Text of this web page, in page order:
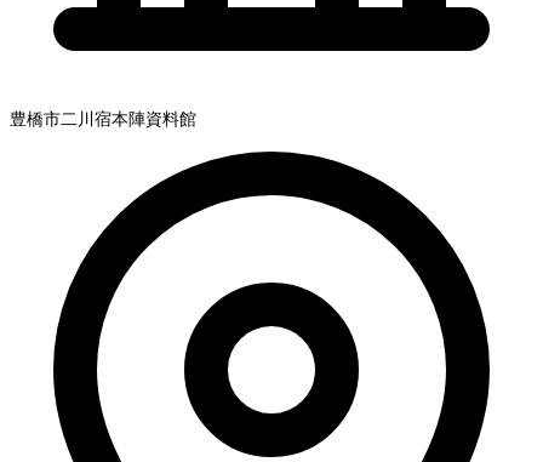
豊橋市二川宿本陣資料館